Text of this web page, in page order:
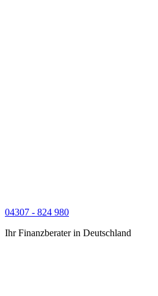
04307 - 824 980
Ihr Finanzberater in Deutschland